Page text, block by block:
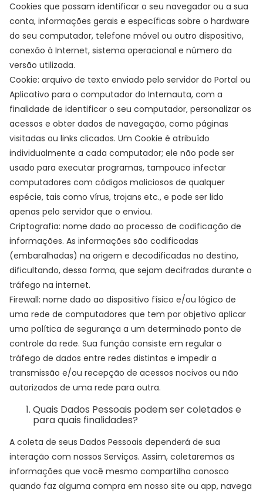
Cookies que possam identificar o seu navegador ou a sua
conta, informações gerais e específicas sobre o hardware
do seu computador, telefone móvel ou outro dispositivo,
conexão à Internet, sistema operacional e número da
versão utilizada.
Cookie: arquivo de texto enviado pelo servidor do Portal ou
Aplicativo para o computador do Internauta, com a
finalidade de identificar o seu computador, personalizar os
acessos e obter dados de navegação, como páginas
visitadas ou links clicados. Um Cookie é atribuído
individualmente a cada computador; ele não pode ser
usado para executar programas, tampouco infectar
computadores com códigos maliciosos de qualquer
espécie, tais como vírus, trojans etc., e pode ser lido
apenas pelo servidor que o enviou.
Criptografia: nome dado ao processo de codificação de
informações. As informações são codificadas
(embaralhadas) na origem e decodificadas no destino,
dificultando, dessa forma, que sejam decifradas durante o
tráfego na internet.
Firewall: nome dado ao dispositivo físico e/ou lógico de
uma rede de computadores que tem por objetivo aplicar
uma política de segurança a um determinado ponto de
controle da rede. Sua função consiste em regular o
tráfego de dados entre redes distintas e impedir a
transmissão e/ou recepção de acessos nocivos ou não
autorizados de uma rede para outra.
Quais Dados Pessoais podem ser coletados e
para quais finalidades?
A coleta de seus Dados Pessoais dependerá de sua
interação com nossos Serviços. Assim, coletaremos as
informações que você mesmo compartilha conosco
quando faz alguma compra em nosso site ou app, navega